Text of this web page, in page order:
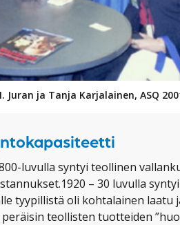
Juran ja Tanja Karjalainen, ASQ
luvulla syntyi teollinen
– 30 luvulla
tyypillistä oli kohtalainen laatu
teollisten tuotteiden